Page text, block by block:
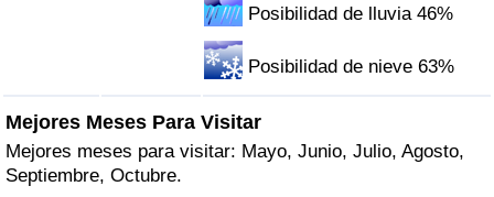
Posibilidad de lluvia 46%
Posibilidad de nieve 63%
Mejores Meses Para Visitar
Mejores meses para visitar: Mayo, Junio, Julio, Agosto,
Septiembre, Octubre.